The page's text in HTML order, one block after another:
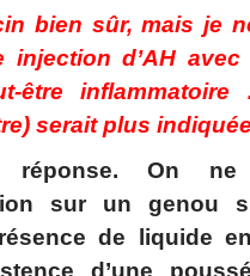
bien sûr, mais je
injection d’AH
être
serait plus
réponse. On
sur un genou
de liquide
d’une